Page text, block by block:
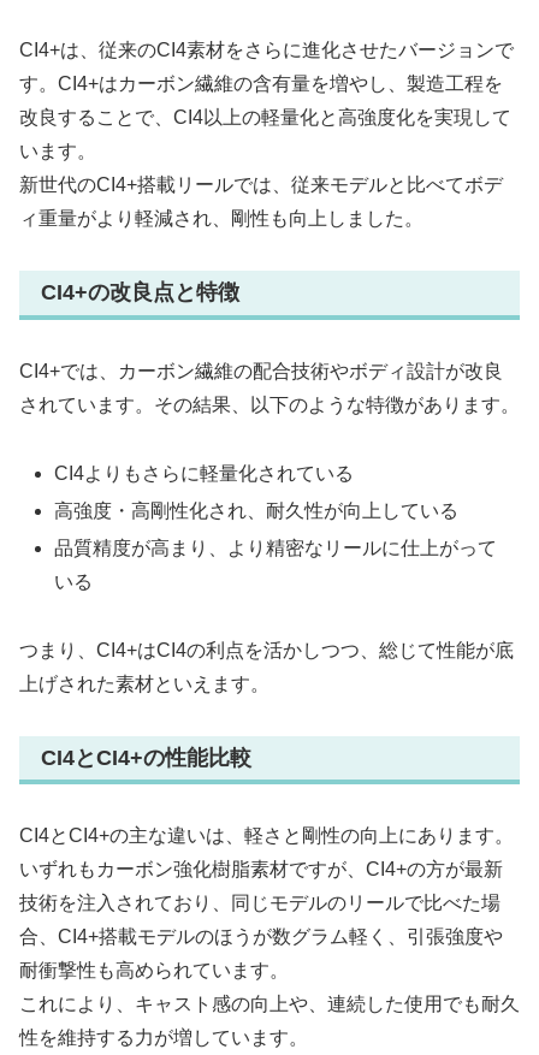
CI4+は、従来のCI4素材をさらに進化させたバージョンで
す。CI4+はカーボン繊維の含有量を増やし、製造工程を
改良することで、CI4以上の軽量化と高強度化を実現して
います。
新世代のCI4+搭載リールでは、従来モデルと比べてボデ
ィ重量がより軽減され、剛性も向上しました。
CI4+の改良点と特徴
CI4+では、カーボン繊維の配合技術やボディ設計が改良
されています。その結果、以下のような特徴があります。
CI4よりもさらに軽量化されている
高強度・高剛性化され、耐久性が向上している
品質精度が高まり、より精密なリールに仕上がって
いる
つまり、CI4+はCI4の利点を活かしつつ、総じて性能が底
上げされた素材といえます。
CI4とCI4+の性能比較
CI4とCI4+の主な違いは、軽さと剛性の向上にあります。
いずれもカーボン強化樹脂素材ですが、CI4+の方が最新
技術を注入されており、同じモデルのリールで比べた場
合、CI4+搭載モデルのほうが数グラム軽く、引張強度や
耐衝撃性も高められています。
これにより、キャスト感の向上や、連続した使用でも耐久
性を維持する力が増しています。